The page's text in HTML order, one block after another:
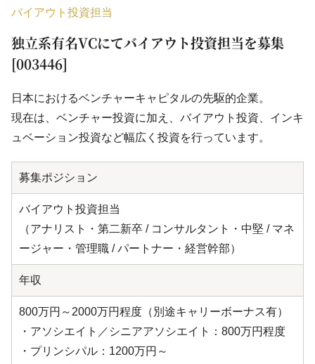
バイアウト投資担当
独立系有名VCにてバイアウト投資担当を募集
[003446]
日本におけるベンチャーキャピタルの先駆的企業。
現在は、ベンチャー投資に加え、バイアウト投資、インキ
ュベーション投資など幅広く投資を行っています。
募集ポジション
バイアウト投資担当
（アナリスト・第二新卒 / コンサルタント・中堅 / マネ
ージャー・管理職 / パートナー・経営幹部）
年収
800万円～2000万円程度（別途キャリーボーナス有）
・アソシエイト／シニアアソシエイト：800万円程度
・プリンシパル：1200万円～